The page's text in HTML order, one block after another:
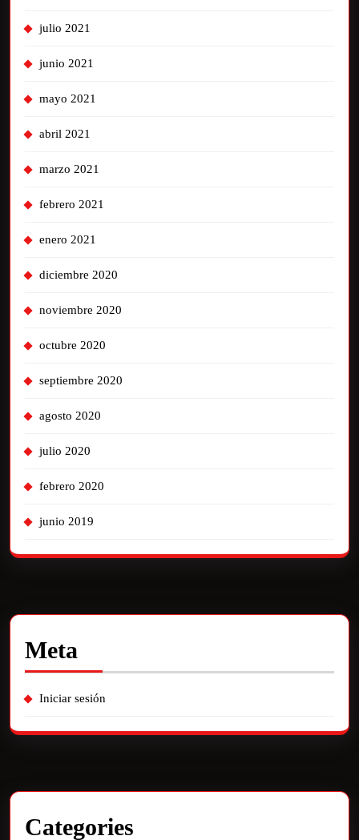
julio 2021
junio 2021
mayo 2021
abril 2021
marzo 2021
febrero 2021
enero 2021
diciembre 2020
noviembre 2020
octubre 2020
septiembre 2020
agosto 2020
julio 2020
febrero 2020
junio 2019
Meta
Iniciar sesión
Categories